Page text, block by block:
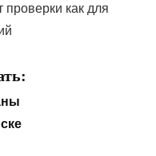
как для